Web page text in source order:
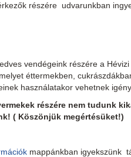
részére udvarunkban
vendégeink részére a
éttermekben,
használatakor vehetnek
részére nem tudunk
( Köszönjük megértésüket!)
mappánkban igyekszünk